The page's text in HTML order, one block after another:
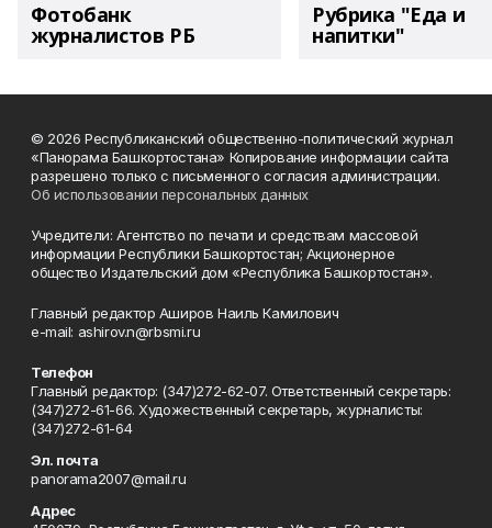
Фотобанк
журналистов РБ
Рубрика "Еда и
напитки"
© 2026 Республиканский общественно-политический журнал
«Панорама Башкортостана» Копирование информации сайта
разрешено только с письменного согласия администрации.
Об использовании персональных данных
Учредители: Агентство по печати и средствам массовой
информации Республики Башкортостан; Акционерное
общество Издательский дом «Республика Башкортостан».
Главный редактор Аширов Наиль Камилович
e-mail: ashirov.n@rbsmi.ru
Телефон
Главный редактор: (347)272-62-07. Ответственный секретарь:
(347)272-61-66. Художественный секретарь, журналисты:
(347)272-61-64
Эл. почта
panorama2007@mail.ru
Адрес